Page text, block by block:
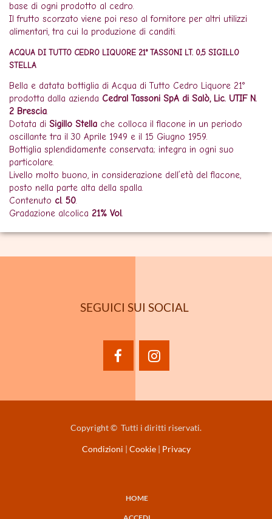
base di ogni prodotto al cedro.
Il frutto scorzato viene poi reso al fornitore per altri utilizzi
alimentari, tra cui la produzione di canditi.
ACQUA DI TUTTO CEDRO LIQUORE 21° TASSONI LT. 0,5 SIGILLO
STELLA
Bella e datata bottiglia di Acqua di Tutto Cedro Liquore 21°
prodotta dalla azienda Cedral Tassoni SpA di Salò, Lic. UTIF N.
2 Brescia.
Dotata di Sigillo Stella che colloca il flacone in un periodo
oscillante tra il 30 Aprile 1949 e il 15 Giugno 1959.
Bottiglia splendidamente conservata; integra in ogni suo
particolare.
Livello molto buono, in considerazione dell’età del flacone,
posto nella parte alta della spalla.
Contenuto cl. 50.
Gradazione alcolica 21% Vol.
SEGUICI SUI SOCIAL
facebookinstagram
Copyright © Tutti i diritti riservati.
Condizioni | Cookie| Privacy
NAVIGAZIONE
HOME